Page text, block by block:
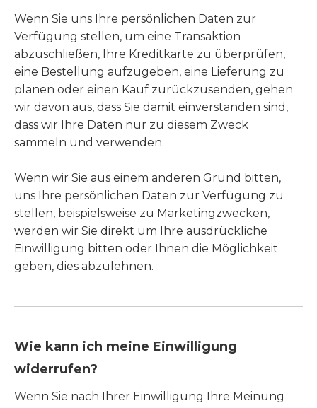
Wenn Sie uns Ihre persönlichen Daten zur
Verfügung stellen, um eine Transaktion
abzuschließen, Ihre Kreditkarte zu überprüfen,
eine Bestellung aufzugeben, eine Lieferung zu
planen oder einen Kauf zurückzusenden, gehen
wir davon aus, dass Sie damit einverstanden sind,
dass wir Ihre Daten nur zu diesem Zweck
sammeln und verwenden.
Wenn wir Sie aus einem anderen Grund bitten,
uns Ihre persönlichen Daten zur Verfügung zu
stellen, beispielsweise zu Marketingzwecken,
werden wir Sie direkt um Ihre ausdrückliche
Einwilligung bitten oder Ihnen die Möglichkeit
geben, dies abzulehnen.
Wie kann ich meine Einwilligung
widerrufen?
Wenn Sie nach Ihrer Einwilligung Ihre Meinung